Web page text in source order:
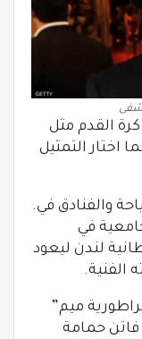
القدم مثل
اختار التمثيل
والفنادق في.
في
لندن ليعود
الفنية.
ميم”
حمامة